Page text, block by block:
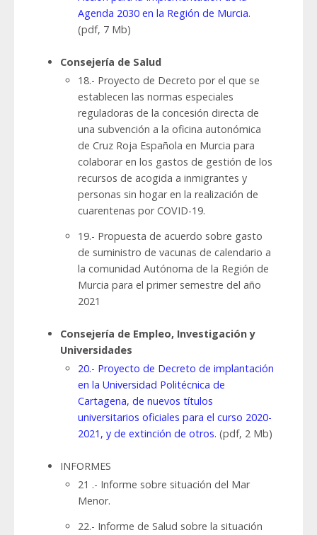
Agenda 2030 en la Región de Murcia.
(pdf, 7 Mb)
Consejería de Salud
18.- Proyecto de Decreto por el que se
establecen las normas especiales
reguladoras de la concesión directa de
una subvención a la oficina autonómica
de Cruz Roja Española en Murcia para
colaborar en los gastos de gestión de los
recursos de acogida a inmigrantes y
personas sin hogar en la realización de
cuarentenas por COVID-19.
19.- Propuesta de acuerdo sobre gasto
de suministro de vacunas de calendario a
la comunidad Autónoma de la Región de
Murcia para el primer semestre del año
2021
Consejería de Empleo, Investigación y
Universidades
20.- Proyecto de Decreto de implantación
en la Universidad Politécnica de
Cartagena, de nuevos títulos
universitarios oficiales para el curso 2020-
2021, y de extinción de otros. (pdf, 2 Mb)
INFORMES
21 .- Informe sobre situación del Mar
Menor.
22.- Informe de Salud sobre la situación